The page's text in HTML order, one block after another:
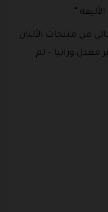
“.
من منتجات الألبان
معدل وراثيا – لم